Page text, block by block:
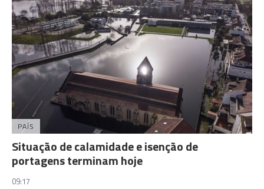
PAÍS
Situação de calamidade e isenção de
portagens terminam hoje
09:17